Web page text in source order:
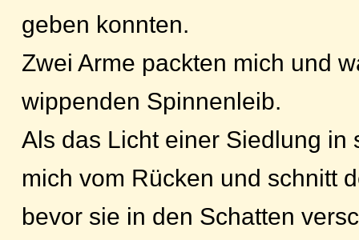
geben konnten.
Zwei Arme packten mich und
wippenden Spinnenleib.
Als das Licht einer Siedlung in
mich vom Rücken und schnitt
bevor sie in den Schatten